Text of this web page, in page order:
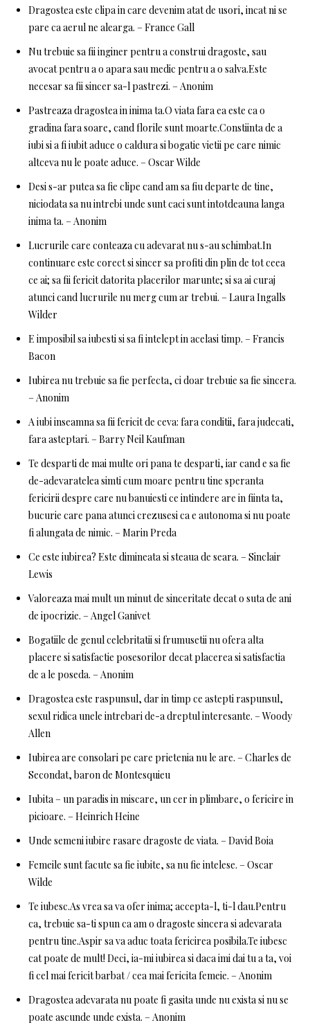
Dragostea este clipa in care devenim atat de usori, incat ni se
pare ca aerul ne alearga. – France Gall
Nu trebuie sa fii inginer pentru a construi dragoste, sau
avocat pentru a o apara sau medic pentru a o salva.Este
necesar sa fii sincer sa-l pastrezi. – Anonim
Pastreaza dragostea in inima ta.O viata fara ea este ca o
gradina fara soare, cand florile sunt moarte.Constiinta de a
iubi si a fi iubit aduce o caldura si bogatie vietii pe care nimic
altceva nu le poate aduce. – Oscar Wilde
Desi s-ar putea sa fie clipe cand am sa fiu departe de tine,
niciodata sa nu intrebi unde sunt caci sunt intotdeauna langa
inima ta. – Anonim
Lucrurile care conteaza cu adevarat nu s-au schimbat.In
continuare este corect si sincer sa profiti din plin de tot ceea
ce ai; sa fii fericit datorita placerilor marunte; si sa ai curaj
atunci cand lucrurile nu merg cum ar trebui. – Laura Ingalls
Wilder
E imposibil sa iubesti si sa fi intelept in acelasi timp. – Francis
Bacon
Iubirea nu trebuie sa fie perfecta, ci doar trebuie sa fie sincera.
– Anonim
A iubi inseamna sa fii fericit de ceva: fara conditii, fara judecati,
fara asteptari. – Barry Neil Kaufman
Te desparti de mai multe ori pana te desparti, iar cand e sa fie
de-adevaratelea simti cum moare pentru tine speranta
fericirii despre care nu banuiesti ce intindere are in fiinta ta,
bucurie care pana atunci crezusesi ca e autonoma si nu poate
fi alungata de nimic. – Marin Preda
Ce este iubirea? Este dimineata si steaua de seara. – Sinclair
Lewis
Valoreaza mai mult un minut de sinceritate decat o suta de ani
de ipocrizie. – Angel Ganivet
Bogatiile de genul celebritatii si frumusetii nu ofera alta
placere si satisfactie posesorilor decat placerea si satisfactia
de a le poseda. – Anonim
Dragostea este raspunsul, dar in timp ce astepti raspunsul,
sexul ridica unele intrebari de-a dreptul interesante. – Woody
Allen
Iubirea are consolari pe care prietenia nu le are. – Charles de
Secondat, baron de Montesquieu
Iubita – un paradis in miscare, un cer in plimbare, o fericire in
picioare. – Heinrich Heine
Unde semeni iubire rasare dragoste de viata. – David Boia
Femeile sunt facute sa fie iubite, sa nu fie intelese. – Oscar
Wilde
Te iubesc.As vrea sa va ofer inima; accepta-l, ti-l dau.Pentru
ca, trebuie sa-ti spun ca am o dragoste sincera si adevarata
pentru tine.Aspir sa va aduc toata fericirea posibila.Te iubesc
cat poate de mult! Deci, ia-mi iubirea si daca imi dai tu a ta, voi
fi cel mai fericit barbat / cea mai fericita femeie. – Anonim
Dragostea adevarata nu poate fi gasita unde nu exista si nu se
poate ascunde unde exista. – Anonim